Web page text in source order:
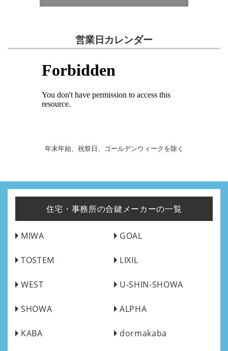
営業日カレンダー
年末年始、祝祭日、ゴールデンウィークを除く
住宅・事務所の合鍵メーカーの一覧
MIWA GOAL
TOSTEM LIXIL
WEST U-SHIN-SHOWA
SHOWA ALPHA
KABA dormakaba